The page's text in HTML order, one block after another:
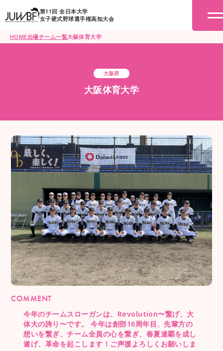
第11回 全日本大学
女子硬式野球選手権高知大会
HOME出場チーム一覧大阪体育大学
大阪府
大阪体育大学
COMMENT
今年のチームスローガンは、Revolution〜繋げ、大
体大の誇り〜です。 今年は創部16周年目、先輩方の
想いを繋ぎ、チーム全員の心を繋ぎ、春夏連覇を成し
遂げ、革命を起こします！ご声援よろしくお願いしま